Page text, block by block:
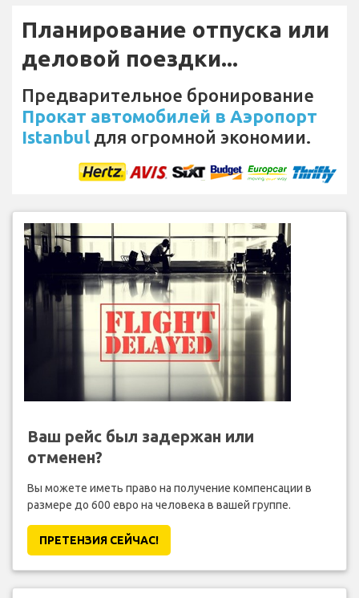
Планирование отпуска или
деловой поездки...
Предварительное бронирование
Прокат автомобилей в Аэропорт
Istanbul для огромной экономии.
Ваш рейс был задержан или
отменен?
Вы можете иметь право на получение компенсации в
размере до 600 евро на человека в вашей группе.
ПРЕТЕНЗИЯ CЕЙЧАС!